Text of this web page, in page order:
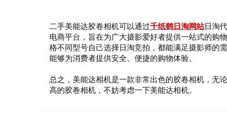
二手美能达胶卷相机可以通过千纸鹤日淘网站日淘
电商平台，旨在为广大摄影爱好者提供一站式的购
格不同型号自己选择日淘竞拍，都能满足摄影师的
能够为消费者提供安全、便捷的购物体验。
总之，美能达相机是一款非常出色的胶卷相机，无
高的胶卷相机，不妨考虑一下美能达相机。